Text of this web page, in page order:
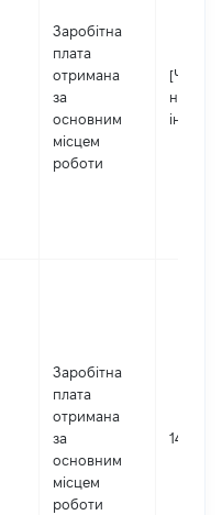
Заробітна
плата
отримана
за
основним
місцем
роботи
[Член
не
Заробітна
плата
отримана
за
основним
місцем
роботи
141693